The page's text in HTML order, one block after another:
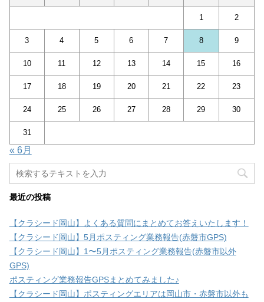
1 2
3 4 5 6 7 8 9
10 11 12 13 14 15 16
17 18 19 20 21 22 23
24 25 26 27 28 29 30
31
« 6月
最近の投稿
【クラシード岡山】よくある質問にまとめてお答えいたします！
【クラシード岡山】5月ポスティング業務報告(赤磐市GPS)
【クラシード岡山】1〜5月ポスティング業務報告(赤磐市以外
GPS)
ポスティング業務報告GPSまとめてみました♪
【クラシード岡山】ポスティングエリアは岡山市・赤磐市以外も